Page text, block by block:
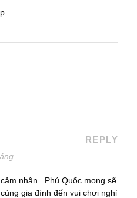
REPLY
nhận . Phú Quốc mong sẽ
gia đình đến vui chơi nghỉ